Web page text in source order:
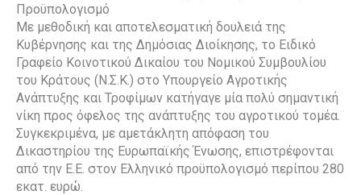
Προϋπολογισμό
Με μεθοδική και αποτελεσματική δουλειά της
Κυβέρνησης και της Δημόσιας Διοίκησης, το Ειδικό
Γραφείο Κοινοτικού Δικαίου του Νομικού Συμβουλίου
του Κράτους (Ν.Σ.Κ.) στο Υπουργείο Αγροτικής
Ανάπτυξης και Τροφίμων κατήγαγε μία πολύ σημαντική
νίκη προς όφελος της ανάπτυξης του αγροτικού τομέα.
Συγκεκριμένα, με αμετάκλητη απόφαση του
Δικαστηρίου της Ευρωπαϊκής Ένωσης, επιστρέφονται
από την Ε.Ε. στον Ελληνικό προϋπολογισμό περίπου 280
εκατ. ευρώ.